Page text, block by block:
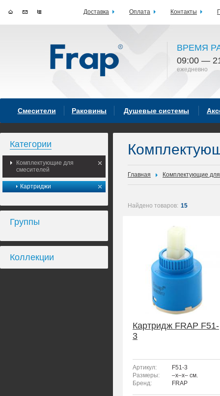
ВРЕМЯ
09:00 —
ежедневно
Смесители Раковины Душевые системы
Категории
Комплектующие для
смесителей
Картриджи
Группы
Коллекции
Главная Комплектующие
Найдено товаров: 15
Картридж FRAP F51-
3
Артикул:
F51-3
Размеры:
–x–x– см.
Бренд:
FRAP
Доставка Оплата Контакты